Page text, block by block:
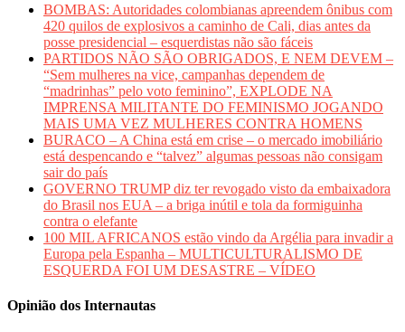
BOMBAS: Autoridades colombianas apreendem ônibus com
420 quilos de explosivos a caminho de Cali, dias antes da
posse presidencial – esquerdistas não são fáceis
PARTIDOS NÃO SÃO OBRIGADOS, E NEM DEVEM –
“Sem mulheres na vice, campanhas dependem de
“madrinhas” pelo voto feminino”, EXPLODE NA
IMPRENSA MILITANTE DO FEMINISMO JOGANDO
MAIS UMA VEZ MULHERES CONTRA HOMENS
BURACO – A China está em crise – o mercado imobiliário
está despencando e “talvez” algumas pessoas não consigam
sair do país
GOVERNO TRUMP diz ter revogado visto da embaixadora
do Brasil nos EUA – a briga inútil e tola da formiguinha
contra o elefante
100 MIL AFRICANOS estão vindo da Argélia para invadir a
Europa pela Espanha – MULTICULTURALISMO DE
ESQUERDA FOI UM DESASTRE – VÍDEO
Opinião dos Internautas